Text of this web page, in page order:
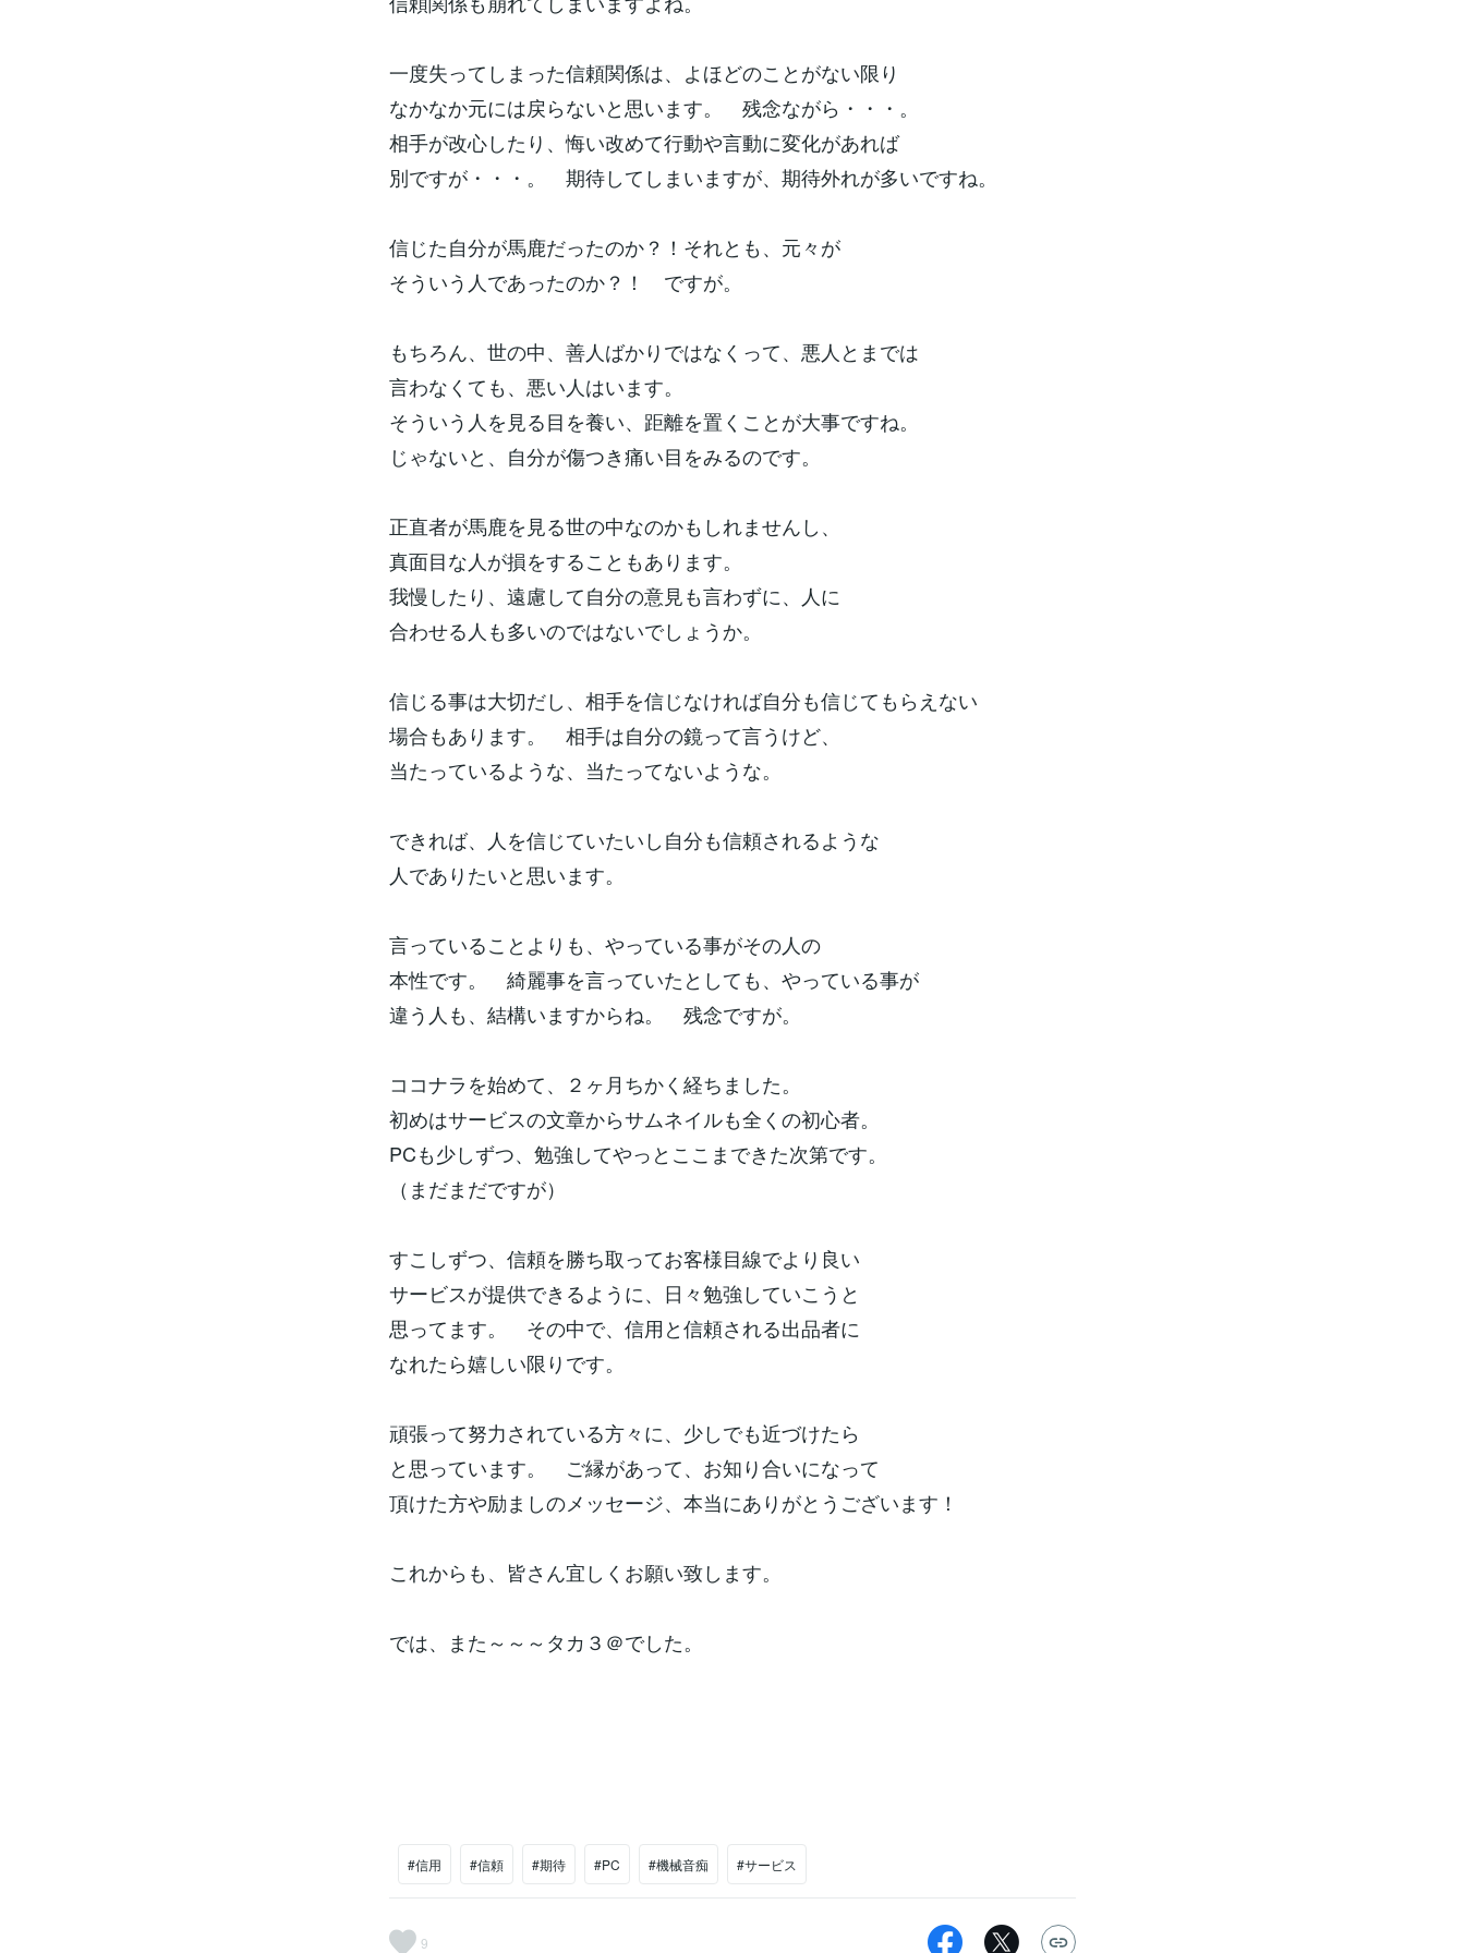
一度失ってしまった信頼関係は、よほどのことがない限り
なかなか元には戻らないと思います。 残念ながら・・・。
相手が改心したり、悔い改めて行動や言動に変化があれば
別ですが・・・。 期待してしまいますが、期待外れが多いですね。
信じた自分が馬鹿だったのか？！それとも、元々が
そういう人であったのか？！ ですが。
もちろん、世の中、善人ばかりではなくって、悪人とまでは
言わなくても、悪い人はいます。
そういう人を見る目を養い、距離を置くことが大事ですね。
じゃないと、自分が傷つき痛い目をみるのです。
正直者が馬鹿を見る世の中なのかもしれませんし、
真面目な人が損をすることもあります。
我慢したり、遠慮して自分の意見も言わずに、人に
合わせる人も多いのではないでしょうか。
信じる事は大切だし、相手を信じなければ自分も信じてもらえない
場合もあります。 相手は自分の鏡って言うけど、
当たっているような、当たってないような。
できれば、人を信じていたいし自分も信頼されるような
人でありたいと思います。
言っていることよりも、やっている事がその人の
本性です。 綺麗事を言っていたとしても、やっている事が
違う人も、結構いますからね。 残念ですが。
ココナラを始めて、２ヶ月ちかく経ちました。
初めはサービスの文章からサムネイルも全くの初心者。
PCも少しずつ、勉強してやっとここまできた次第です。
（まだまだですが）
すこしずつ、信頼を勝ち取ってお客様目線でより良い
サービスが提供できるように、日々勉強していこうと
思ってます。 その中で、信用と信頼される出品者に
なれたら嬉しい限りです。
頑張って努力されている方々に、少しでも近づけたら
と思っています。 ご縁があって、お知り合いになって
頂けた方や励ましのメッセージ、本当にありがとうございます！
これからも、皆さん宜しくお願い致します。
では、また～～～タカ３＠でした。
#信用 #信頼 #期待 #PC #機械音痴 #サービス
9